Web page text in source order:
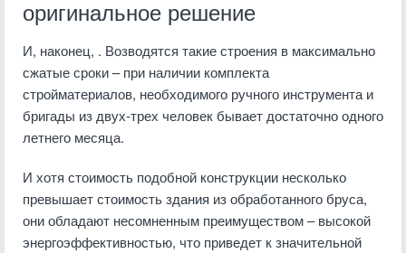
оригинальное решение
И, наконец, . Возводятся такие строения в максимально
сжатые сроки – при наличии комплекта
стройматериалов, необходимого ручного инструмента и
бригады из двух-трех человек бывает достаточно одного
летнего месяца.
И хотя стоимость подобной конструкции несколько
превышает стоимость здания из обработанного бруса,
они обладают несомненным преимуществом – высокой
энергоэффективностью, что приведет к значительной